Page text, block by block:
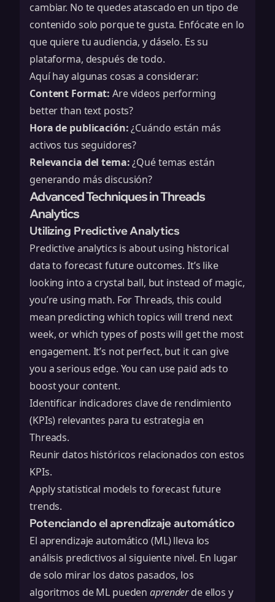
cambiar. No te quedes atascado en un tipo de
contenido solo porque te gusta. Enfócate en lo
que quiere tu audiencia, y dáselo. Es su
plataforma, después de todo.
Aquí hay algunas cosas a considerar:
Content Format: Are videos performing
better than text posts?
Hora de publicación:¿Cuándo están más
activos tus seguidores?
Relevancia del tema:¿Qué temas están
generando más discusión?
Advanced Techniques in Threads
Analytics
Utilizing Predictive Analytics
Predictive analytics is about using historical
data to forecast future outcomes. It’s like
looking into a crystal ball, but instead of magic,
you’re using math. For Threads, this could
mean predicting which topics will trend next
week, or which types of posts will get the most
engagement. It’s not perfect, but it can give
you a serious edge. You can use paid ads to
boost your content.
Identificar indicadores clave de rendimiento
(KPIs) relevantes para tu estrategia en
Threads.
Reunir datos históricos relacionados con estos
KPIs.
Apply statistical models to forecast future
trends.
Potenciando el aprendizaje automático
El aprendizaje automático (ML) lleva los
análisis predictivos al siguiente nivel. En lugar
de solo mirar los datos pasados, los
algoritmos de ML puedenaprenderde ellos y